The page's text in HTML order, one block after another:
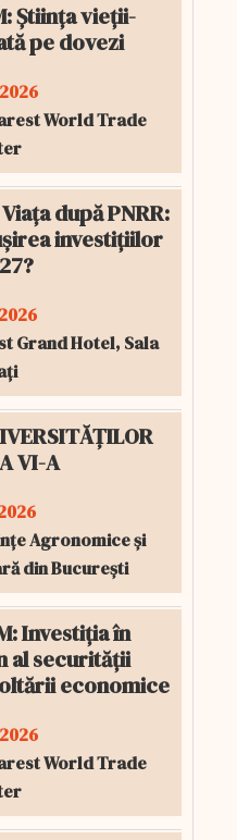
Știința vieții-
pe dovezi
World Trade
după PNRR:
investițiilor
Grand Hotel, Sala
VI-A
Agronomice și
din București
Investiția în
al securității
economice
World Trade